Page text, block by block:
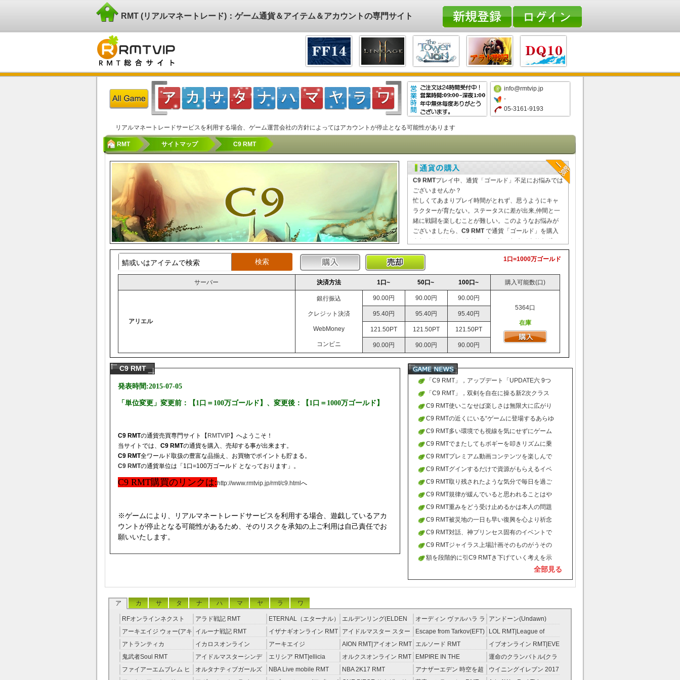
RMT (リアルマネートレード)：ゲーム通貨＆アイテム＆アカウントの専門サイト
info@rmtvip.jp
-
05-3161-9193
リアルマネートレードサービスを利用する場合、ゲーム運営会社の方針によってはアカウントが停止となる可能性があります
RMT サイトマップ
C9 RMT
【RMTVIP】へ
C9 RMTプレイ中、通貨「ゴールド」不足にお悩みでは
ございませんか？
忙しくてあまりプレイ時間がとれず、思うようにキャ
ラクターが育たない。ステータスに差が出来,仲間と一
緒に戦闘を楽しむことが難しい。このようなお悩みが
ございましたら、 C9 RMTで通貨「ゴールド」を購入
されてみてはいかがでしょうか？これまでよりもずっ
と短い時間で簡単にレベルが上がるため、仲間とのレ
ベル差に悩むことなく、快適なプレイを楽しめるはず
です。プレイヤーの皆様に充実したゲームライフを楽
しんでいただけるよう、
の通貨「ゴールド」
を出来る限り最安値で「安全」「安心」のサービスを
提供いたしております。
C9 RMTの通貨「ゴールド」を購入するならこの機会
に【RMTVIP】を是非ご利用ください。
C9 RMT取引可能時間
9時～24時(サーバーメンテナンス時間除く)
C9 RMT決済方法
ジャパンネット銀行(JNB)
楽天銀行(E-BANK)
三菱東京UFJ銀行
ゆうちょ銀行
テレコムクレジットカード決済
電子マネー(Webmoney)
ご注文方法は「サーバー名」または「購入」ボタンを
クリックして購入手続きを進めてください
1口=1000万ゴールド
サーバー 決済方法 1口~ 50口~ 100口~ 購入可能数(口)
アリエル
銀行振込
クレジット決済
WebMoney
コンビニ
90.00円 90.00円
90.00円
5364口
在庫
95.40円 95.40円 95.40円
121.50PT 121.50PT 121.50PT
90.00円 90.00円 90.00円
C9 RMT
発表時間:2015-07-05
「単位変更」変更前：【1口＝100万ゴールド】、変更後：【1口＝1000万ゴールド】
C9 RMTの通貨売買専門サイト【 RMTVIP】へようこそ！
当サイトでは、 C9 RMTの通貨を購入、売却する事が出来ます。
C9 RMT全ワールド取扱の豊富な品揃え、お買物でポイントも貯まる。
C9 RMTの通貨単位は「1口=100万ゴールド となっております」。
C9 RMT購買のリンクは: http://www.rmtvip.jp/rmt/c9.html へ
※ゲームにより、リアルマネートレードサービスを利用する場合、遊戯しているアカ
ウントが停止となる可能性があるため、そのリスクを承知の上ご利用は自己責任でお
願いいたします。
「C9 RMT」，アップデート「UPDATE六 9つ
の進化」を本日実施。スキルバランスの調整や
「ルックス変更システム」などが実装に
「C9 RMT」，双剣を自在に操る新2次クラス
「ブレイドダンサー」「シャドウ」を2月16日
に実装。同アップデートの特設ページも公開に
C9 RMT使いこなせば楽しさは無限大に広がり
ます
C9 RMTの近くにいる“ゲームに登場するあらゆ
る水は危険
C9 RMT多い環境でも視線を気にせずにゲーム
をプレイ
C9 RMTでまたしてもボギーを叩きリズムに乗
れなかった
C9 RMTプレミアム動画コンテンツを楽しんで
もらうための
C9 RMTグインするだけで資源がもらえるイベ
ントを
C9 RMT取り残されたような気分で毎日を過ご
していた
C9 RMT規律が緩んでいると思われることはや
ってはいけない
C9 RMT重みをどう受け止めるかは本人の問題
だが
C9 RMT被災地の一日も早い復興を心より祈念
致します
C9 RMT対話、神プリンセス固有のイベントで
見ることができる
C9 RMTジャイラス上場計画そのものがうその
可能性も出てくる
額を段階的に引C9 RMTき下げていく考えを示
全部見る
ア カ サ タ ナ ハ マ ヤ ラ ワ
RFオンラインネクスト
RMT
アラド戦記 RMT
ETERNAL（エターナル）
RMT
エルデンリング(ELDEN
RING) RMT
オーディン ヴァルハラ ラ
イジング RMT
アンドーン(Undawn)
RMT
アーキエイジ ウォー(アキ
ウオ) RMT
イルーナ戦記 RMT イザナギオンライン RMT
アイドルマスター スター
ライトステージ RMT
Escape from Tarkov(EFT)
RMT
LOL RMT|League of
Legends RMT
アトランティカ
RMT|Atlantica RMT
イカロスオンライン
RMT（予約制）
アーキエイジ
RMT|ArcheAge RMT（予
約制）
AION RMT|アイオン RMT エルソード RMT
イブオンライン RMT|EVE
RMT
鬼武者Soul RMT
アイドルマスターシンデ
レラガールズ(モバマス)
RMT
エリシア RMT|ellicia
RMT
オルクスオンライン RMT
EMPIRE IN THE
STORM（エンスト）
RMT
運命のクランバトル(クラ
バト) RMT
ファイアーエムブレム ヒ
オルタナティブガールズ
NBA Live mobile RMT NBA 2K17 RMT
アナザーエデン 時空を超
ウイニングイレブン 2017